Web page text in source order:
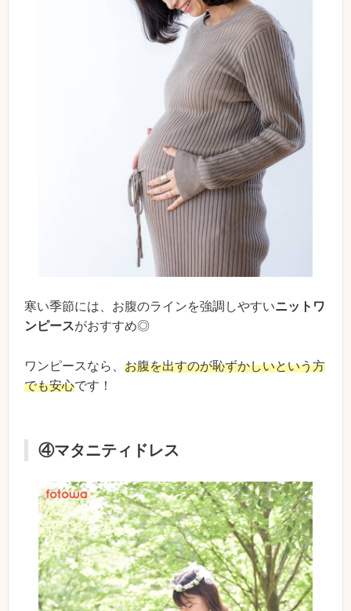
寒い季節には、お腹のラインを強調しやすいニットワ
ンピースがおすすめ◎
ワンピースなら、 お腹を出すのが恥ずかしいという方
でも安心です！
④マタニティドレス